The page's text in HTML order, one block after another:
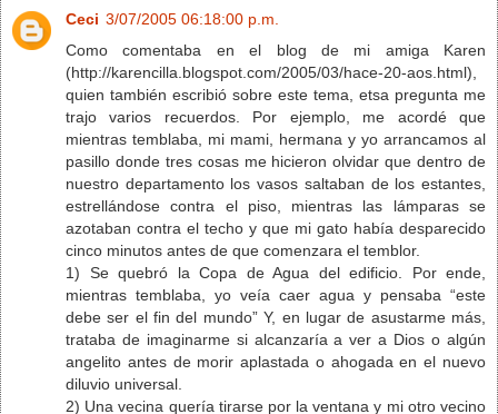
Ceci 3/07/2005 06:18:00 p.m.
Como comentaba en el blog de mi amiga Karen
(http://karencilla.blogspot.com/2005/03/hace-20-aos.html),
quien también escribió sobre este tema, etsa pregunta me
trajo varios recuerdos. Por ejemplo, me acordé que
mientras temblaba, mi mami, hermana y yo arrancamos al
pasillo donde tres cosas me hicieron olvidar que dentro de
nuestro departamento los vasos saltaban de los estantes,
estrellándose contra el piso, mientras las lámparas se
azotaban contra el techo y que mi gato había desparecido
cinco minutos antes de que comenzara el temblor.
1) Se quebró la Copa de Agua del edificio. Por ende,
mientras temblaba, yo veía caer agua y pensaba “este
debe ser el fin del mundo” Y, en lugar de asustarme más,
trataba de imaginarme si alcanzaría a ver a Dios o algún
angelito antes de morir aplastada o ahogada en el nuevo
diluvio universal.
2) Una vecina quería tirarse por la ventana y mi otro vecino